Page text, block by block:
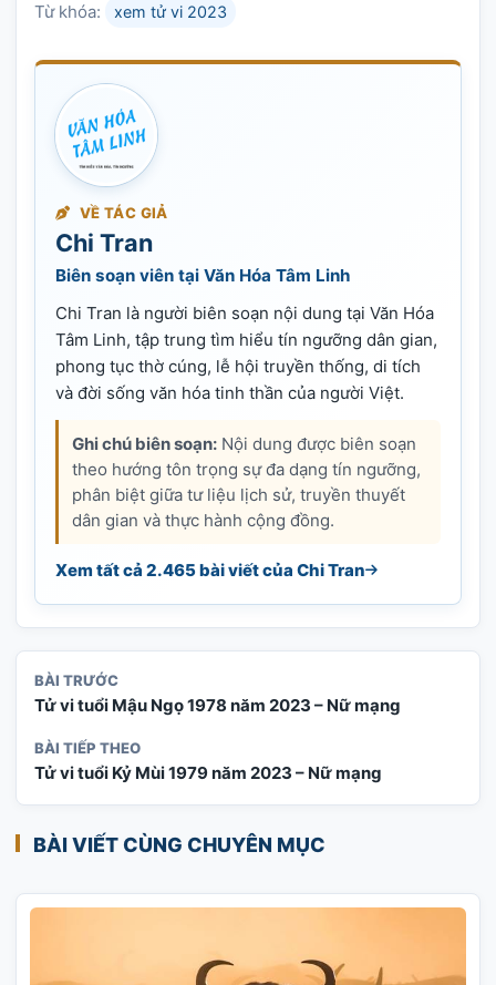
Từ khóa: xem tử vi 2023
VỀ TÁC GIẢ
Chi Tran
Biên soạn viên tại Văn Hóa Tâm Linh
Chi Tran là người biên soạn nội dung tại Văn Hóa
Tâm Linh, tập trung tìm hiểu tín ngưỡng dân gian,
phong tục thờ cúng, lễ hội truyền thống, di tích
và đời sống văn hóa tinh thần của người Việt.
Ghi chú biên soạn: Nội dung được biên soạn
theo hướng tôn trọng sự đa dạng tín ngưỡng,
phân biệt giữa tư liệu lịch sử, truyền thuyết
dân gian và thực hành cộng đồng.
Xem tất cả 2.465 bài viết của Chi Tran
BÀI TRƯỚC
Tử vi tuổi Mậu Ngọ 1978 năm 2023 – Nữ mạng
BÀI TIẾP THEO
Tử vi tuổi Kỷ Mùi 1979 năm 2023 – Nữ mạng
BÀI VIẾT CÙNG CHUYÊN MỤC